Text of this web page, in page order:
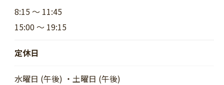
8:15 ～ 11:45
15:00 ～ 19:15
定休日
水曜日 (午後) ・土曜日 (午後)